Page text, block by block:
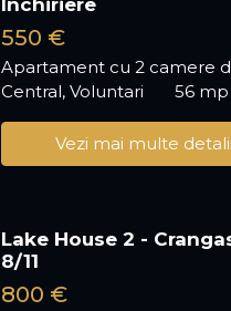
Inchiriere
550 €
Apartament cu 2 camere
Central, Voluntari
56 mp
Vezi mai multe detalii
Lake House 2 -
8/11
800 €